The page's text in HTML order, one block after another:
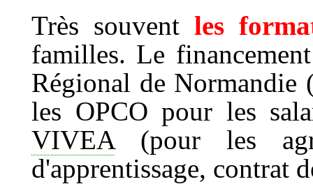
Très souvent les
familles. Le
Régional de Normandie
les OPCO pour les
VIVEA(pour les
d'apprentissage, contrat